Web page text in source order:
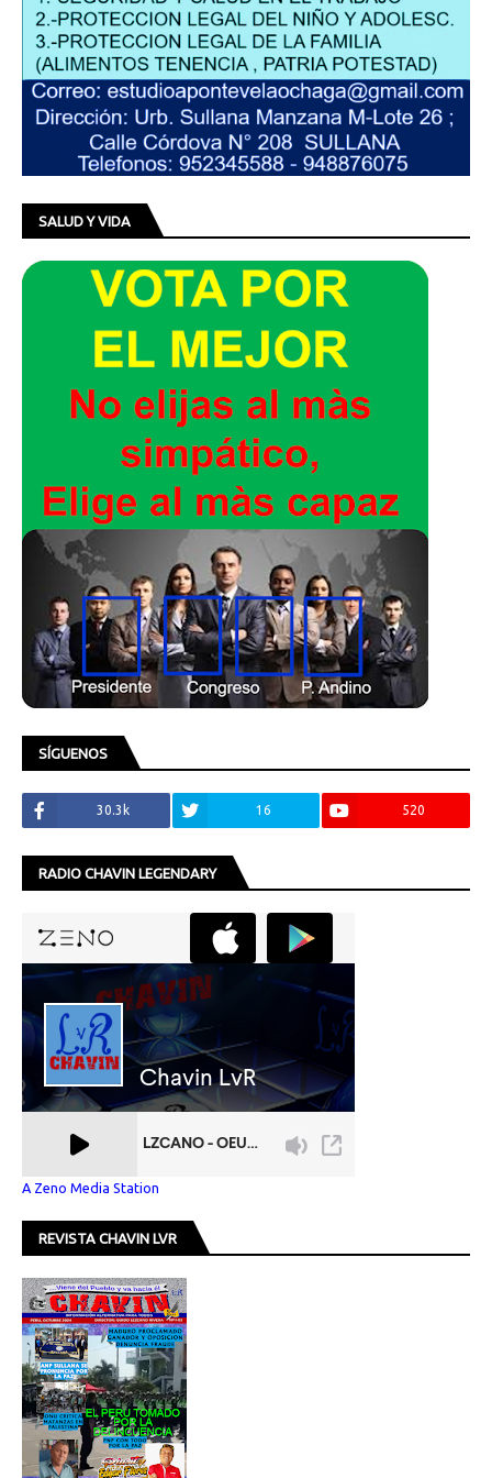
SALUD Y VIDA
SÍGUENOS
30.3k 16 520
RADIO CHAVIN LEGENDARY
A Zeno Media Station
REVISTA CHAVIN LVR